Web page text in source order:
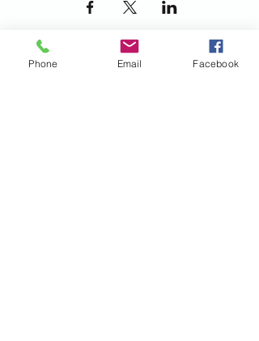
Phone Email Facebook